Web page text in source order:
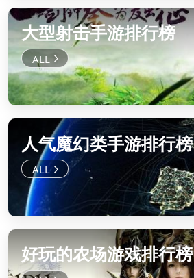
大型射击手游排行榜
人气魔幻类手游排行榜
好玩的农场游戏排行榜